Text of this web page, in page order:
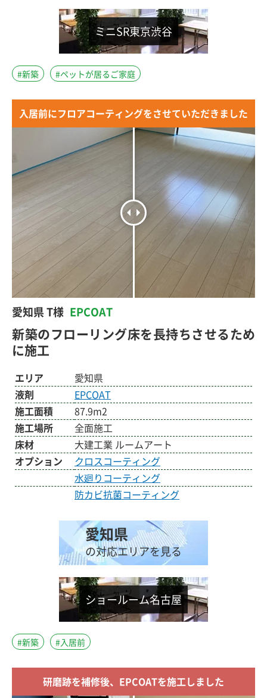
ミニSR東京渋谷
#新築 #ペットが居るご家庭
入居前にフロアコーティングをさせていただきました
愛知県 T様 EPCOAT
新築のフローリング床を長持ちさせるため
に施工
エリア
愛知県
液剤
EPCOAT
施工面積
87.9m2
施工場所
全面施工
床材
大建工業 ルームアート
オプション
クロスコーティング
水廻りコーティング
防カビ抗菌コーティング
愛知県
の対応エリアを見る
ショールーム名古屋
#新築 #入居前
研磨跡を補修後、EPCOATを施工しました